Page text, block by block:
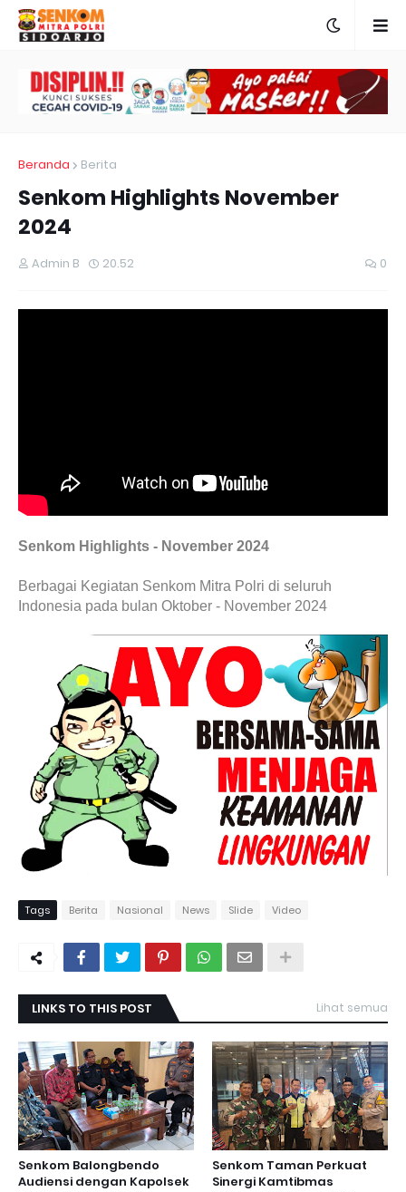
Beranda Berita
Senkom Highlights November
2024
Admin B 20.52 0
Senkom Highlights - November 2024
Berbagai Kegiatan Senkom Mitra Polri di seluruh
Indonesia pada bulan Oktober - November 2024
Tags Berita Nasional News Slide Video
LINKS TO THIS POST Lihat semua
Senkom Balongbendo
Audiensi dengan Kapolsek
Senkom Taman Perkuat
Sinergi Kamtibmas